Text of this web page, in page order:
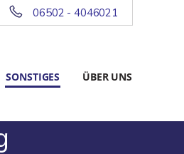
06502 - 4046021
SONSTIGES ÜBER UNS